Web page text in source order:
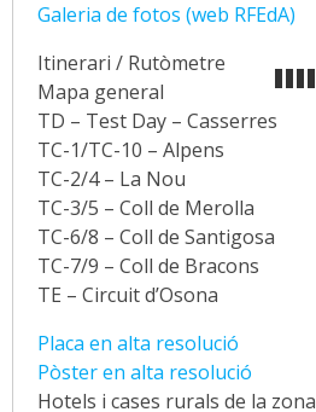
Galeria de fotos (web RFEdA)
Itinerari / Rutòmetre
Mapa general
TD – Test Day – Casserres
TC-1/TC-10 – Alpens
TC-2/4 – La Nou
TC-3/5 – Coll de Merolla
TC-6/8 – Coll de Santigosa
TC-7/9 – Coll de Bracons
TE – Circuit d’Osona
Placa en alta resolució
Pòster en alta resolució
Hotels i cases rurals de la zona